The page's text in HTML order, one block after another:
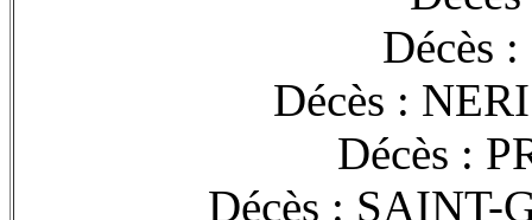
Décès
Décès :
Décès :
Décès : SAINT-